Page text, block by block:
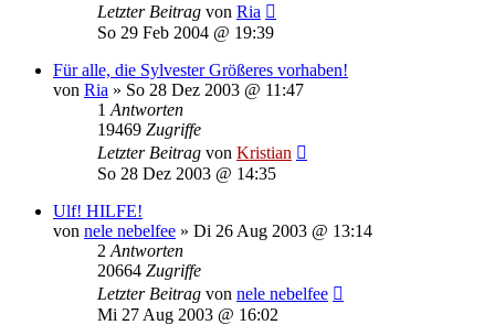
Letzter Beitrag von Ria
So 29 Feb 2004 @ 19:39
Für alle, die Sylvester Größeres vorhaben!
von Ria » So 28 Dez 2003 @ 11:47
1 Antworten
19469 Zugriffe
Letzter Beitrag von Kristian
So 28 Dez 2003 @ 14:35
Ulf! HILFE!
von nele nebelfee » Di 26 Aug 2003 @ 13:14
2 Antworten
20664 Zugriffe
Letzter Beitrag von nele nebelfee
Mi 27 Aug 2003 @ 16:02